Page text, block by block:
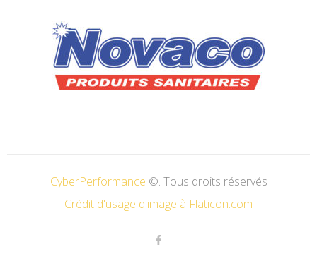
CyberPerformance ©. Tous droits réservés
Crédit d'usage d'image à Flaticon.com